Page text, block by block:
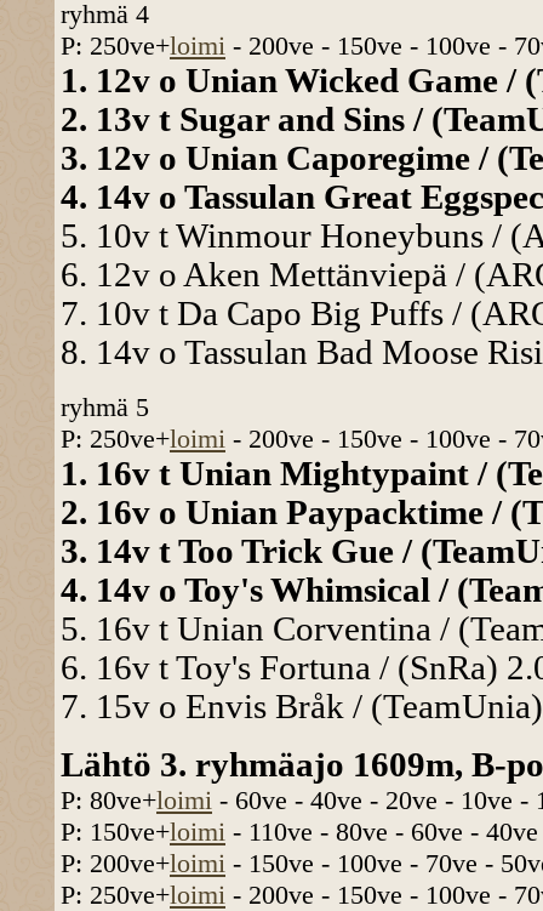
ryhmä 4
P: 250ve+loimi - 200ve - 150ve - 100ve -
1. 12v o Unian Wicked Game /
2. 13v t Sugar and Sins /
3. 12v o Unian Caporegime /
4. 14v o Tassulan Great
5. 10v t Winmour Honeybuns /
6. 12v o Aken Mettänviepä /
7. 10v t Da Capo Big Puffs /
8. 14v o Tassulan Bad Moose
ryhmä 5
P: 250ve+loimi - 200ve - 150ve - 100ve -
1. 16v t Unian Mightypaint /
2. 16v o Unian Paypacktime /
3. 14v t Too Trick Gue /
4. 14v o Toy's Whimsical /
5. 16v t Unian Corventina /
6. 16v t Toy's Fortuna / (SnRa)
7. 15v o Envis Bråk /
Lähtö 3. ryhmäajo 1609m, B-
P: 80ve+loimi - 60ve - 40ve - 20ve - 10ve -
P: 150ve+loimi - 110ve - 80ve - 60ve -
P: 200ve+loimi - 150ve - 100ve - 70ve -
P: 250ve+loimi - 200ve - 150ve - 100ve -